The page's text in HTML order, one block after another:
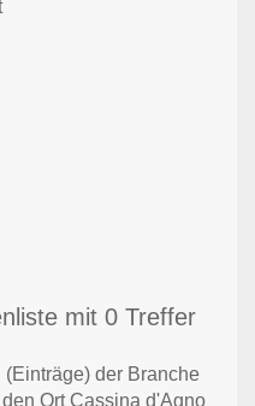
mit 0 Treffer
der Branche
Ort Cassina d'Agno